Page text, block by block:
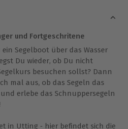
und Fortgeschritene
ein Segelboot über das Wasser
Du wieder, ob Du nicht
besuchen sollst? Dann
mal aus, ob das Segeln das
erlebe das Schnuppersegeln
in Utting - hier befindet sich die